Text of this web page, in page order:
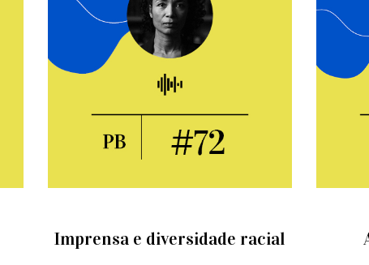
Imprensa e diversidade racial